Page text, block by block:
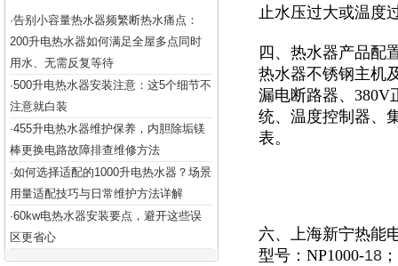
·告别小容量热水器频繁断热水痛点：
200升电热水器如何满足全屋多点同时
用水、无需反复等待
·500升电热水器安装注意：这5个细节不
注意就白装
·455升电热水器维护保养，内胆除垢镁
棒更换电路故障排查维修方法
·如何选择适配的1000升电热水器？场景
用量适配技巧与日常维护方法详解
·60kw电热水器安装要点，避开这些误
区更省心
止水压过大或温度
四、热水器产品配
热水器不锈钢主机
漏电断路器、380V
统、温度控制器、
表。
六、上海新宁热能
型号：NP1000-18